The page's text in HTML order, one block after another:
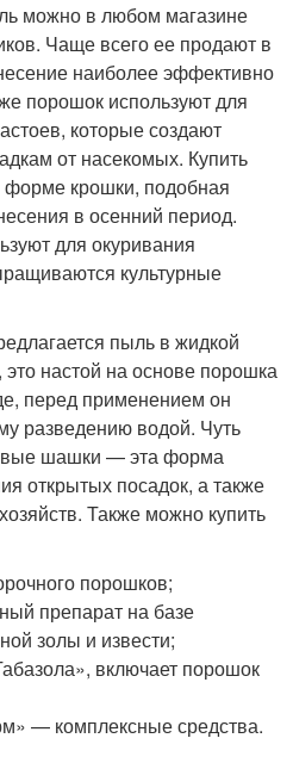
можно в любом магазине
Чаще всего ее продают в
наиболее эффективно
порошок используют для
которые создают
от насекомых. Купить
крошки, подобная
в осенний период.
для окуривания
культурные
пыль в жидкой
настой на основе порошка
перед применением он
разведению водой. Чуть
шашки — эта форма
открытых посадок, а также
Также можно купить
порошков;
препарат на базе
золы и извести;
включает порошок
— комплексные средства.